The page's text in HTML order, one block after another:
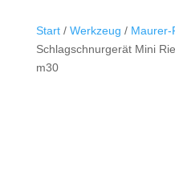
Start/ Werkzeug / Maurer-
Schlagschnurgerät Mini
m30